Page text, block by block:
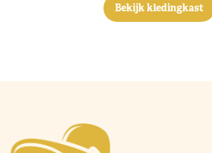
Bekijk kledingkast